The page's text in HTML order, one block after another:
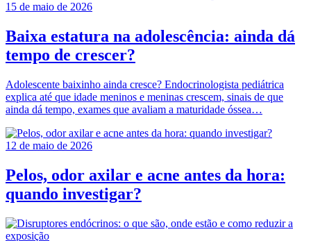
15 de maio de 2026
Baixa estatura na adolescência: ainda dá
tempo de crescer?
Adolescente baixinho ainda cresce? Endocrinologista pediátrica
explica até que idade meninos e meninas crescem, sinais de que
ainda dá tempo, exames que avaliam a maturidade óssea…
12 de maio de 2026
Pelos, odor axilar e acne antes da hora:
quando investigar?